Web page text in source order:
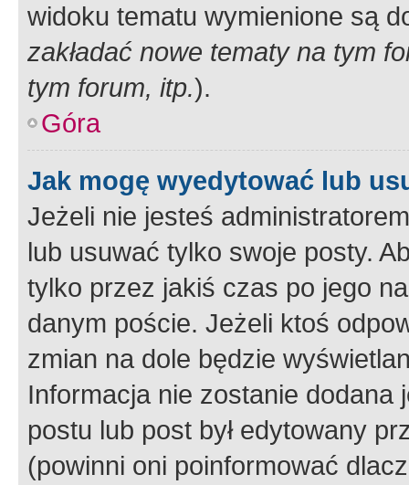
widoku tematu wymienione są
zakładać nowe tematy na tym
tym forum, itp.).
Góra
Jak mogę wyedytować lub
Jeżeli nie jesteś
lub usuwać tylko swoje posty.
tylko przez jakiś czas po jego
danym poście. Jeżeli ktoś
zmian na dole będzie
Informacja nie zostanie dodana
postu lub post był edytowany
(powinni oni poinformować